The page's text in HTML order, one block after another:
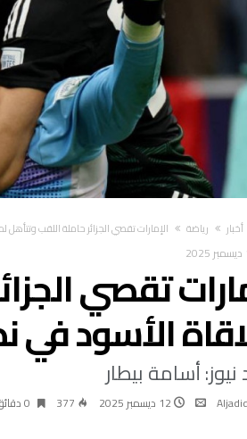
أخبار رياضة الإمارات تقصي الجزائر حاملة اللقب
تقصي
الأسود
نيوز: أسامة بيطار
Aljadid 12 ديسمبر 2025 377 0 ‫دقائق‬